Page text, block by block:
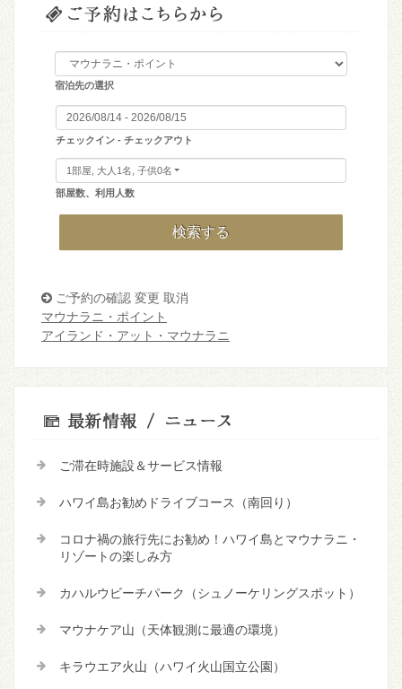
宿泊先の選択
チェックイン - チェックアウト
1部屋, 大人1名, 子供0名
部屋数、利用人数
検索する
ご予約の確認 変更 取消
マウナラニ・ポイント
アイランド・アット・マウナラニ
ご滞在時施設＆サービス情報
ハワイ島お勧めドライブコース（南回り）
コロナ禍の旅行先にお勧め！ハワイ島とマウナラニ・
リゾートの楽しみ方
カハルウビーチパーク（シュノーケリングスポット）
マウナケア山（天体観測に最適の環境）
キラウエア火山（ハワイ火山国立公園）